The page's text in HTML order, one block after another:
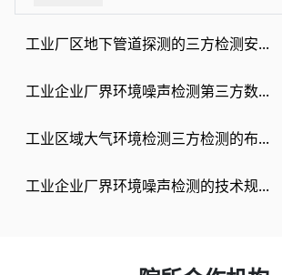
工业厂区地下管道探测的三方检测安...
工业企业厂界环境噪声检测第三方数...
工业区域大气环境检测三方检测的布...
工业企业厂界环境噪声检测的技术规...